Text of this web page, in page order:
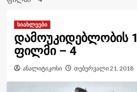
სიახლეები
დამოუკიდებლობის
ფილმი – 4
ანალიტიკოსი თებერვალი 21, 2018